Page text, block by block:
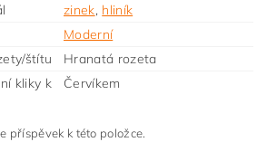
zinek, hliník
Moderní
štítu
Hranatá rozeta
kliky k
Červíkem
příspěvek k této položce.